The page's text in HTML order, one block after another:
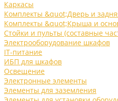
Каркасы
Комплекты &quot;Дверь и
Комплекты &quot;Крыша и
Стойки и пульты (составные
Электрооборудование шкафов
IT-питание
ИБП для шкафов
Освещение
Электронные элементы
Элементы для заземления